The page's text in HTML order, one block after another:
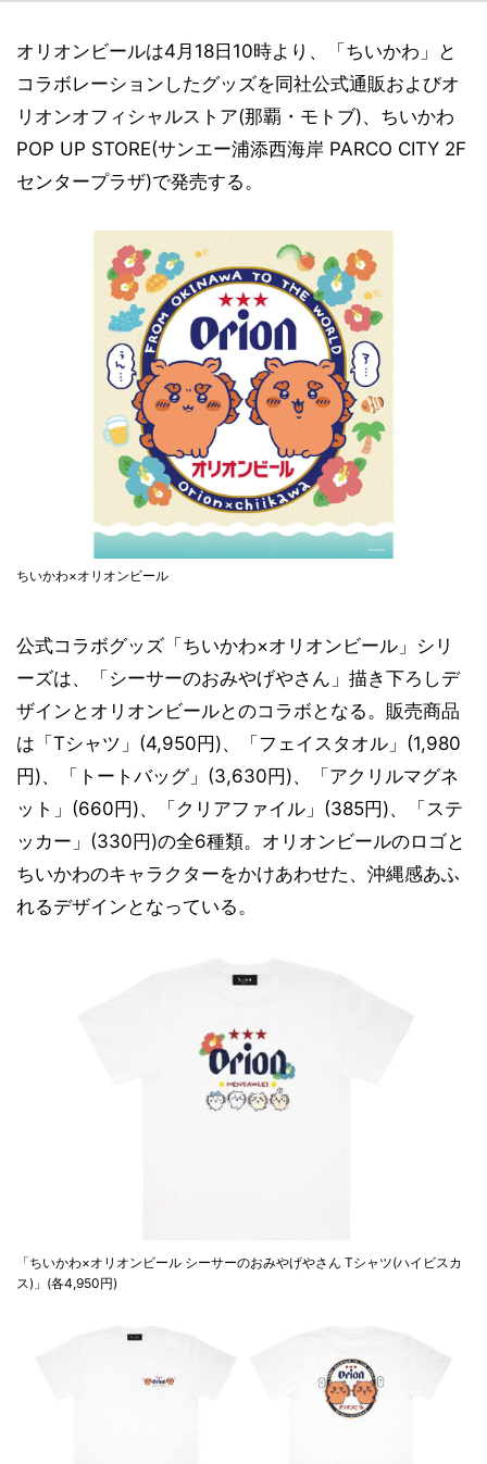
オリオンビールは4月18日10時より、「ちいかわ」と
コラボレーションしたグッズを同社公式通販およびオ
リオンオフィシャルストア(那覇・モトブ)、ちいかわ
POP UP STORE(サンエー浦添西海岸 PARCO CITY 2F
センタープラザ)で発売する。
ちいかわ×オリオンビール
公式コラボグッズ「ちいかわ×オリオンビール」シリ
ーズは、「シーサーのおみやげやさん」描き下ろしデ
ザインとオリオンビールとのコラボとなる。販売商品
は「Tシャツ」(4,950円)、「フェイスタオル」(1,980
円)、「トートバッグ」(3,630円)、「アクリルマグネ
ット」(660円)、「クリアファイル」(385円)、「ステ
ッカー」(330円)の全6種類。オリオンビールのロゴと
ちいかわのキャラクターをかけあわせた、沖縄感あふ
れるデザインとなっている。
「ちいかわ×オリオンビール シーサーのおみやげやさん Tシャツ(ハイビスカ
ス)」(各4,950円)